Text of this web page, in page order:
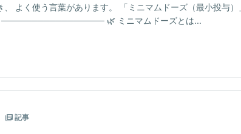
よく使う言葉があります。 「ミニマムドーズ（最小投与）
───────────────── 🌿 ミニマムドーズとは...
記事